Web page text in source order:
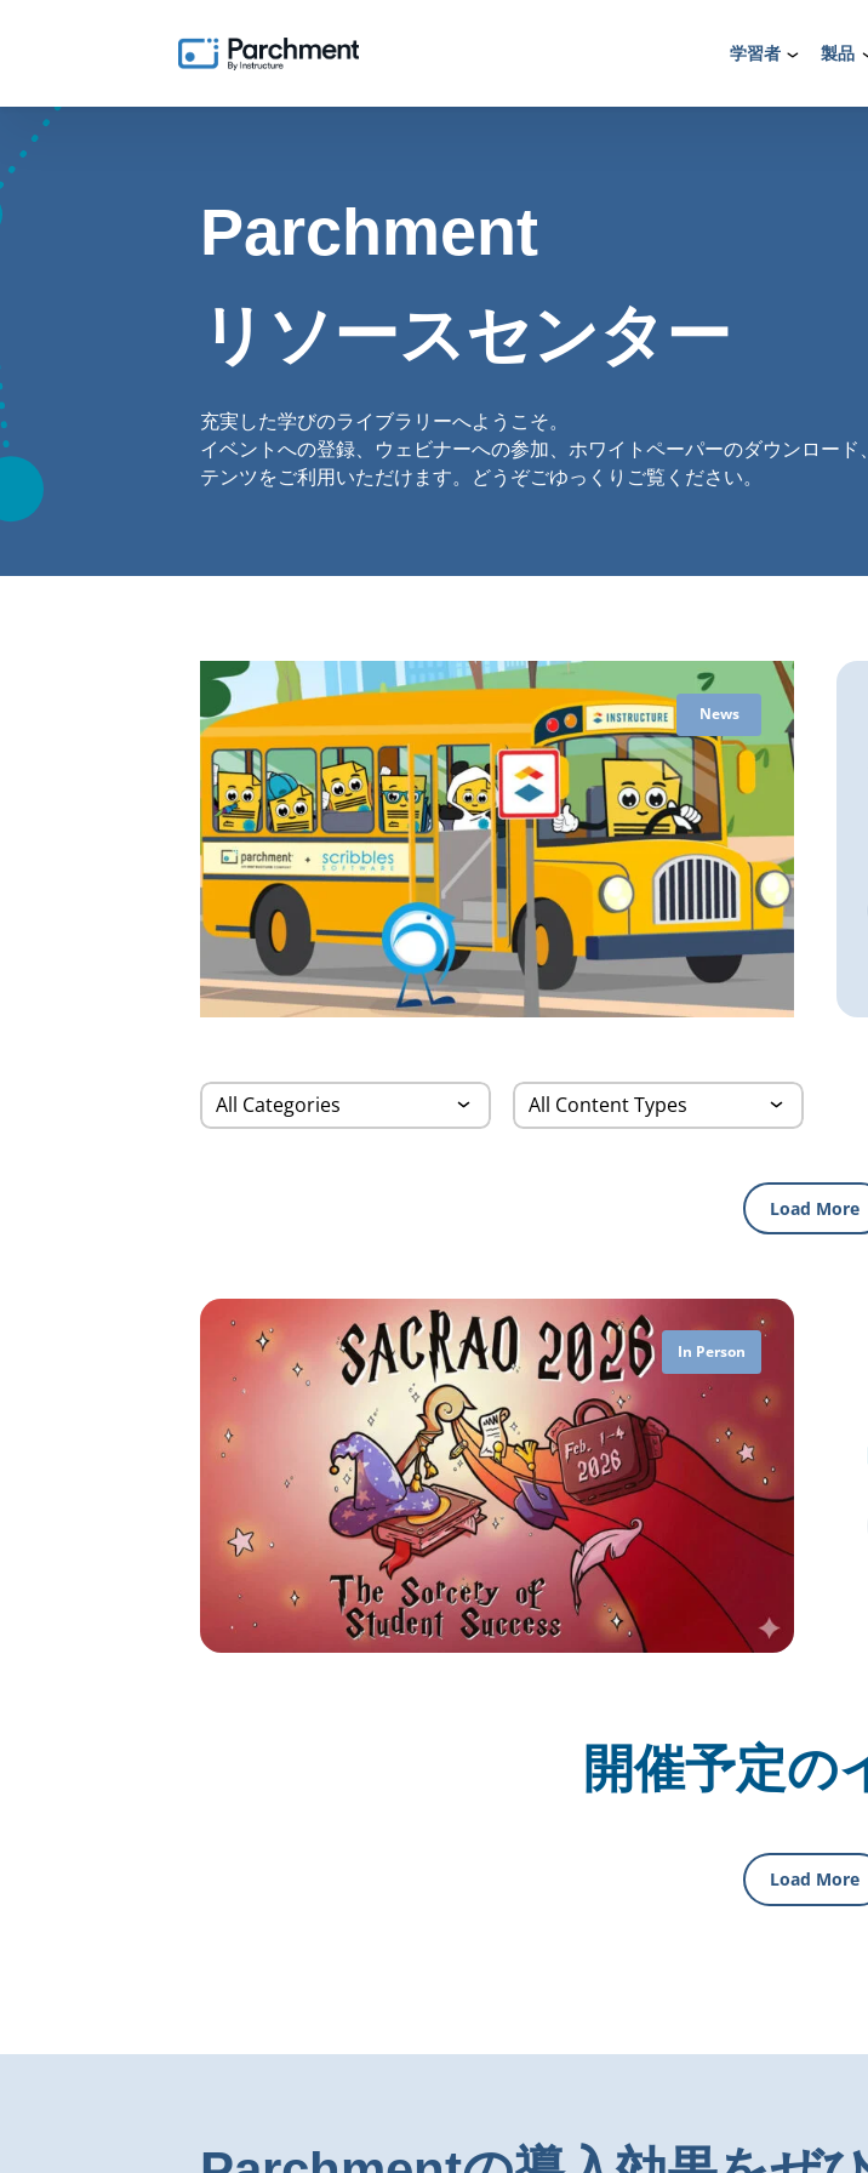
学習者 製品
Parchment
リソースセンター
充実した学びのライブラリーへようこそ。
イベントへの登録、ウェビナーへの参加、ホワイトペーパーのダウンロー
テンツをご利用いただけます。どうぞごゆっくりご覧ください。
News
Load More
In Person
開催予定の
Load More